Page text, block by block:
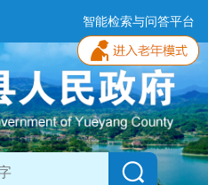
智能检索与问答平台